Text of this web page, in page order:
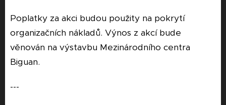
Poplatky za akci budou použity na pokrytí
organizačních nákladů. Výnos z akcí bude
věnován na výstavbu Mezinárodního centra
Biguan.
---